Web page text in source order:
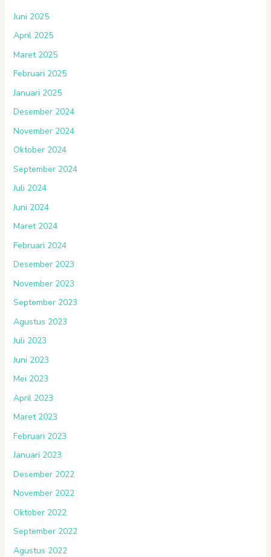
Juni 2025
April 2025
Maret 2025
Februari 2025
Januari 2025
Desember 2024
November 2024
Oktober 2024
September 2024
Juli 2024
Juni 2024
Maret 2024
Februari 2024
Desember 2023
November 2023
September 2023
Agustus 2023
Juli 2023
Juni 2023
Mei 2023
April 2023
Maret 2023
Februari 2023
Januari 2023
Desember 2022
November 2022
Oktober 2022
September 2022
Agustus 2022